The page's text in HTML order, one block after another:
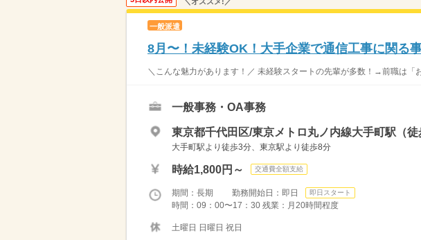
一般派遣
8月〜！未経験OK！大手企業で通信工事に関る
＼こんな魅力があります！／ 未経験スタートの先輩が多数！→前職は「
一般事務・OA事務
東京都千代田区/東京メトロ丸ノ内線大手町駅（徒
大手町駅より徒歩3分、東京駅より徒歩8分
時給1,800円～ 交通費全額支給
期間：長期 勤務開始日：即日 即日スタート
時間：09：00〜17：30 残業：月20時間程度
土曜日 日曜日 祝日